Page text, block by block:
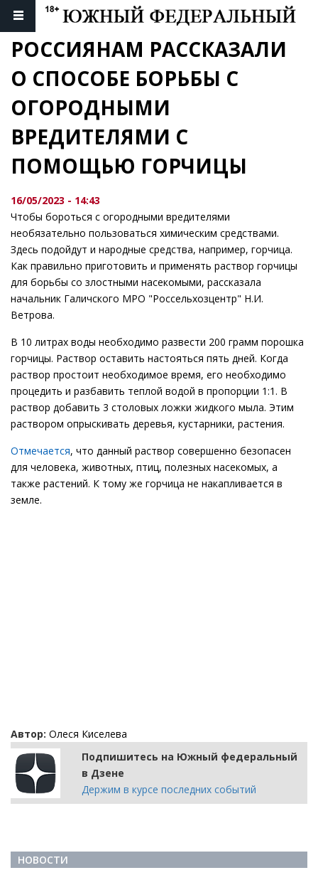
РОССИЯНАМ РАССКАЗАЛИ
О СПОСОБЕ БОРЬБЫ С
ОГОРОДНЫМИ
ВРЕДИТЕЛЯМИ С
ПОМОЩЬЮ ГОРЧИЦЫ
16/05/2023 - 14:43
Чтобы бороться с огородными вредителями
необязательно пользоваться химическим средствами.
Здесь подойдут и народные средства, например, горчица.
Как правильно приготовить и применять раствор горчицы
для борьбы со злостными насекомыми, рассказала
начальник Галичского МРО "Россельхозцентр" Н.И.
Ветрова.
В 10 литрах воды необходимо развести 200 грамм порошка
горчицы. Раствор оставить настояться пять дней. Когда
раствор простоит необходимое время, его необходимо
процедить и разбавить теплой водой в пропорции 1:1. В
раствор добавить 3 столовых ложки жидкого мыла. Этим
раствором опрыскивать деревья, кустарники, растения.
Отмечается, что данный раствор совершенно безопасен
для человека, животных, птиц, полезных насекомых, а
также растений. К тому же горчица не накапливается в
земле.
Автор: Олеся Киселева
Подпишитесь на Южный федеральный
в Дзене
Держим в курсе последних событий
НОВОСТИ